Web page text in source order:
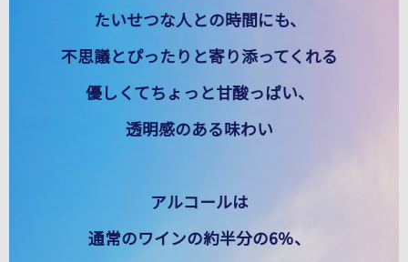
たいせつな人との時間にも、
不思議とぴったりと寄り添ってくれる
優しくてちょっと甘酸っぱい、
透明感のある味わい
アルコールは
通常のワインの約半分の6％、